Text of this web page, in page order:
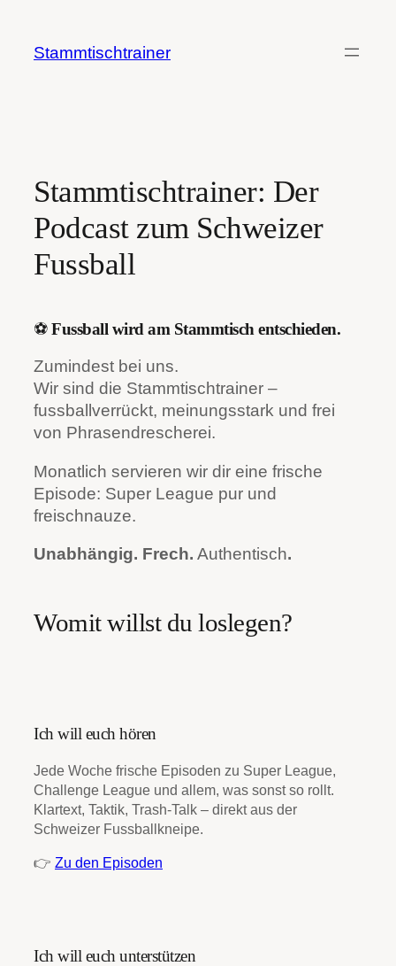
springen
Stammtischtrainer
Stammtischtrainer: Der
Podcast zum Schweizer
Fussball
⚽ Fussball wird am Stammtisch entschieden.
Zumindest bei uns.
Wir sind die Stammtischtrainer –
fussballverrückt, meinungsstark und frei
von Phrasendrescherei.
Monatlich servieren wir dir eine frische
Episode: Super League pur und
freischnauze.
Unabhängig. Frech. Authentisch.
Womit willst du loslegen?
Ich will euch hören
Jede Woche frische Episoden zu Super League,
Challenge League und allem, was sonst so rollt.
Klartext, Taktik, Trash-Talk – direkt aus der
Schweizer Fussballkneipe.
👉 Zu den Episoden
Ich will euch unterstützen